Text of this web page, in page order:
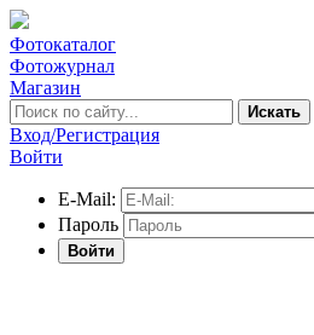
Фотокаталог
Фотожурнал
Магазин
Искать
Вход/Регистрация
Войти
E-Mail:
Пароль
Войти